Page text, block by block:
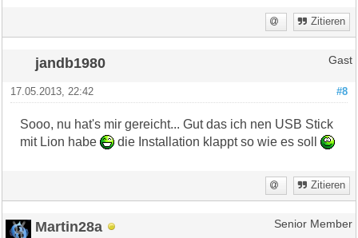
Zitieren
jandb1980 Gast
#8
17.05.2013, 22:42
Sooo, nu hat's mir gereicht... Gut das ich nen USB Stick
mit Lion habe
die Installation klappt so wie es soll
Zitieren
Martin28a Senior Member